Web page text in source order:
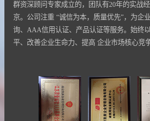
群资深顾问专家成立的，团队有20年的实战
京。公司注重 “诚信为本，质量优先”，为企
询、AAA信用认证、产品认证等服务。始终
平、改善企业生命力、提高 企业市场核心竞